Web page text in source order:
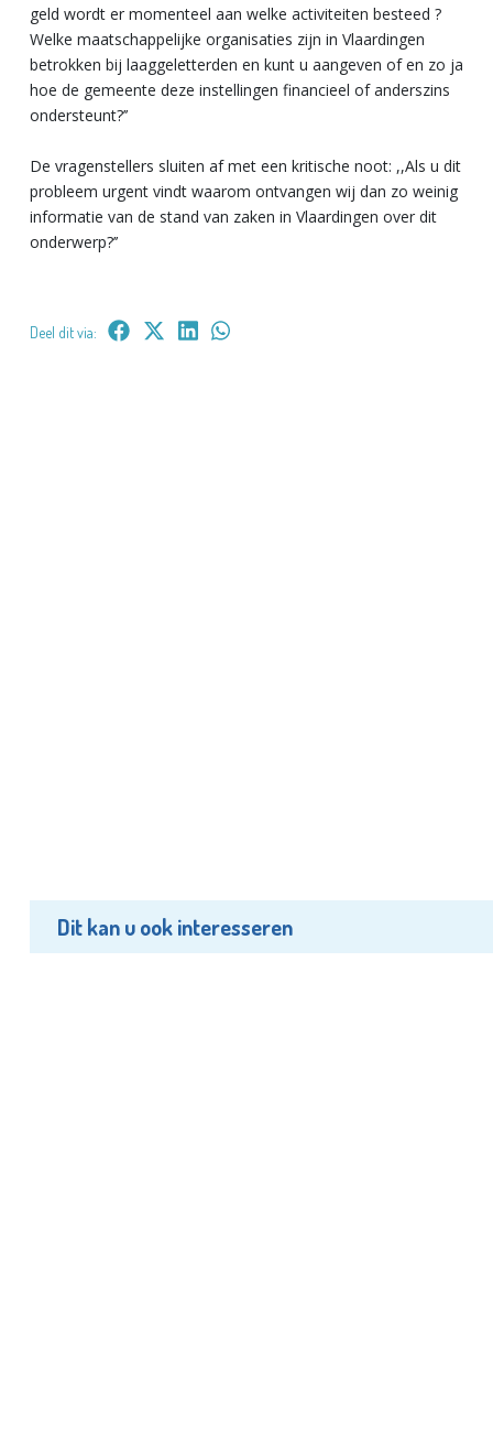
geld wordt er momenteel aan welke activiteiten besteed ?
Welke maatschappelijke organisaties zijn in Vlaardingen
betrokken bij laaggeletterden en kunt u aangeven of en zo ja
hoe de gemeente deze instellingen financieel of anderszins
ondersteunt?’’
De vragenstellers sluiten af met een kritische noot: ,,Als u dit
probleem urgent vindt waarom ontvangen wij dan zo weinig
informatie van de stand van zaken in Vlaardingen over dit
onderwerp?’’
Deel dit via:
Dit kan u ook interesseren